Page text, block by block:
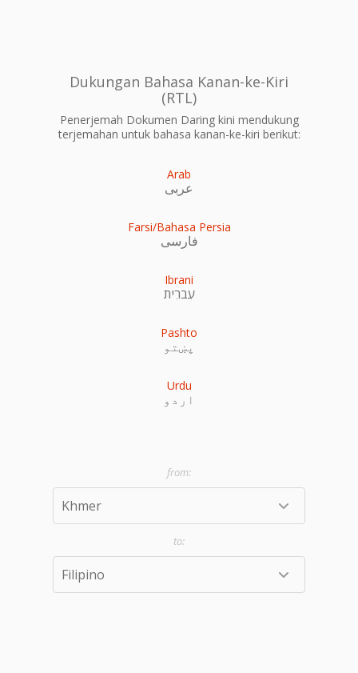
Dukungan Bahasa Kanan-ke-Kiri
(RTL)
Penerjemah Dokumen Daring kini mendukung
terjemahan untuk bahasa kanan-ke-kiri berikut:
Arab
عربى
Farsi/Bahasa Persia
فارسی
Ibrani
עִברִית
Pashto
پښتو
Urdu
اردو